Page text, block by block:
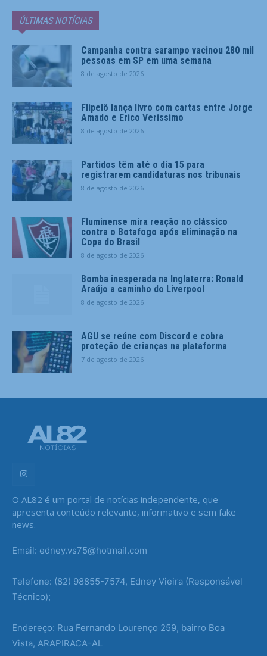
ÚLTIMAS NOTÍCIAS
Campanha contra sarampo vacinou 280 mil
pessoas em SP em uma semana
8 de agosto de 2026
Flipelô lança livro com cartas entre Jorge
Amado e Erico Verissimo
8 de agosto de 2026
Partidos têm até o dia 15 para
registrarem candidaturas nos tribunais
8 de agosto de 2026
Fluminense mira reação no clássico
contra o Botafogo após eliminação na
Copa do Brasil
8 de agosto de 2026
Bomba inesperada na Inglaterra: Ronald
Araújo a caminho do Liverpool
8 de agosto de 2026
AGU se reúne com Discord e cobra
proteção de crianças na plataforma
7 de agosto de 2026
O AL82 é um portal de notícias independente, que
apresenta conteúdo relevante, informativo e sem fake
news.
Email: edney.vs75@hotmail.com
Telefone: (82) 98855-7574, Edney Vieira (Responsável
Técnico);
Endereço: Rua Fernando Lourenço 259, bairro Boa
Vista, ARAPIRACA-AL